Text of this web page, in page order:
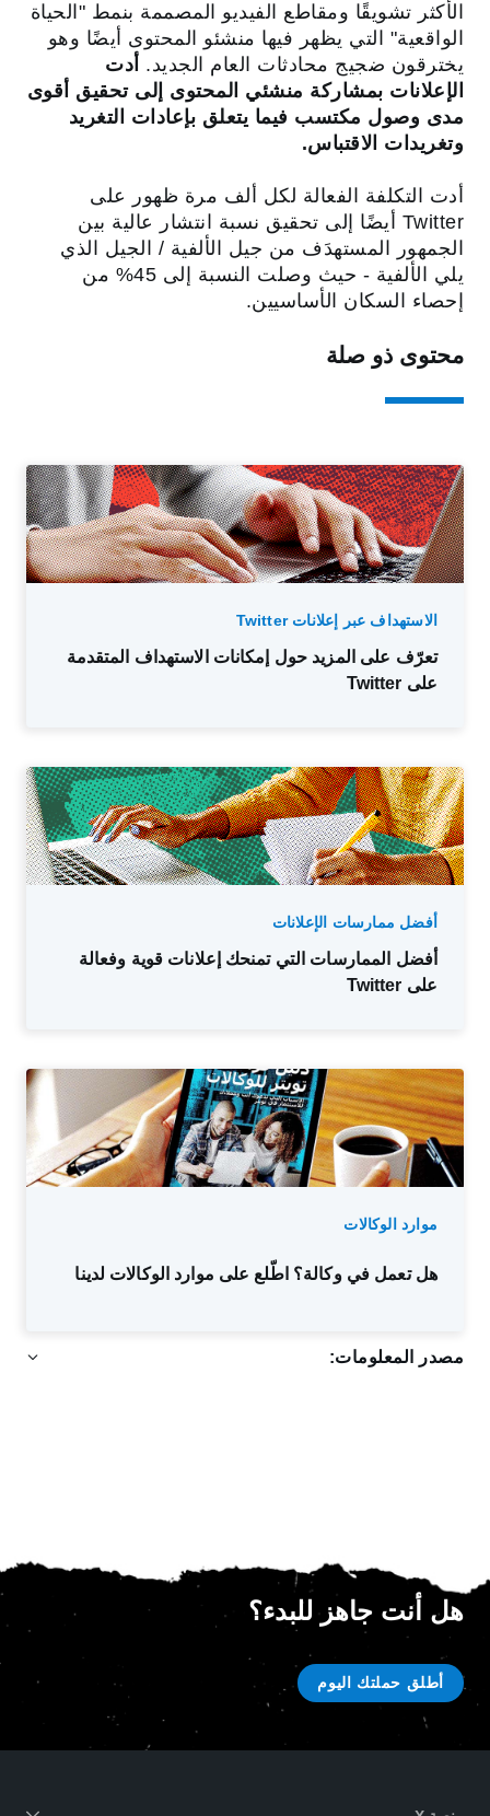
الأكثر تشويقًا ومقاطع الفيديو المصممة بنمط "الحياة
الواقعية" التي يظهر فيها منشئو المحتوى أيضًا وهو
يخترقون ضجيج محادثات العام الجديد. أدت
الإعلانات بمشاركة منشئي المحتوى إلى تحقيق أقوى
مدى وصول مكتسب فيما يتعلق بإعادات التغريد
وتغريدات الاقتباس.
أدت التكلفة الفعالة لكل ألف مرة ظهور على
Twitter أيضًا إلى تحقيق نسبة انتشار عالية بين
الجمهور المستهدَف من جيل الألفية / الجيل الذي
يلي الألفية - حيث وصلت النسبة إلى 45% من
إحصاء السكان الأساسيين.
محتوى ذو صلة
الاستهداف عبر إعلانات Twitter
تعرّف على المزيد حول إمكانات الاستهداف المتقدمة
على Twitter
أفضل ممارسات الإعلانات
أفضل الممارسات التي تمنحك إعلانات قوية وفعالة
على Twitter
موارد الوكالات
هل تعمل في وكالة؟ اطّلع على موارد الوكالات لدينا
مصدر المعلومات:
هل أنت جاهز للبدء؟
أطلق حملتك اليوم